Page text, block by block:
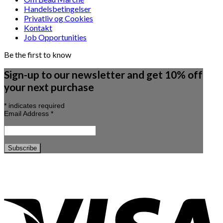
Handelsbetingelser
Privatliv og Cookies
Kontakt
Job Opportunities
Be the first to know
Sign-up to our newsletter and get 10% off
your next purchase
* indicates required
Email Address *